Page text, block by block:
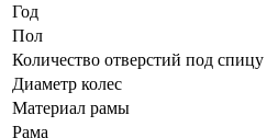
Год
Пол
Количество отверстий под спицу
Диаметр колес
Материал рамы
Рама